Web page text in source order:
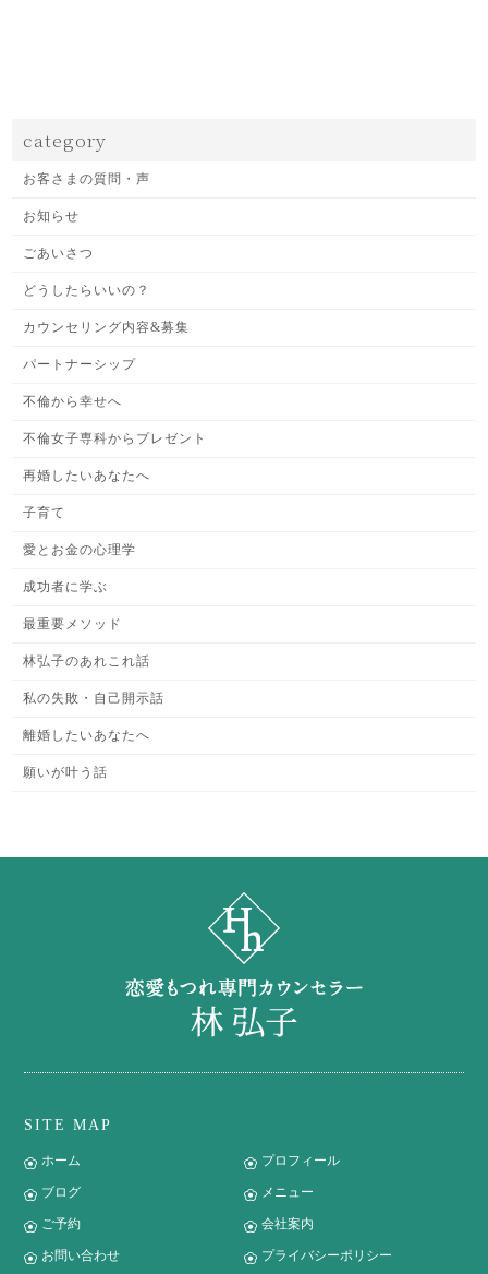
category
お客さまの質問・声
お知らせ
ごあいさつ
どうしたらいいの？
カウンセリング内容&募集
パートナーシップ
不倫から幸せへ
不倫女子専科からプレゼント
再婚したいあなたへ
子育て
愛とお金の心理学
成功者に学ぶ
最重要メソッド
林弘子のあれこれ話
私の失敗・自己開示話
離婚したいあなたへ
願いが叶う話
SITE MAP
ホーム プロフィール
ブログ メニュー
ご予約 会社案内
お問い合わせ プライバシーポリシー